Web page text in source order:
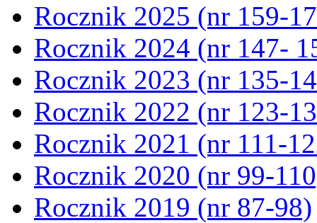
Rocznik 2025 (nr 159-
Rocznik 2024 (nr 147-
Rocznik 2023 (nr 135-
Rocznik 2022 (nr 123-
Rocznik 2021 (nr 111-
Rocznik 2020 (nr 99-
Rocznik 2019 (nr 87-98)